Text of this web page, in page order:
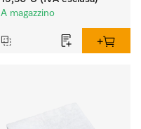
A magazzino